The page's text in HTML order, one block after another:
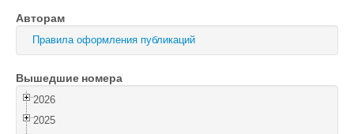
Оптика и спектроскопия
Поиск
Войти
Авторам
Правила оформления публикаций
Вышедшие номера
2026
2025